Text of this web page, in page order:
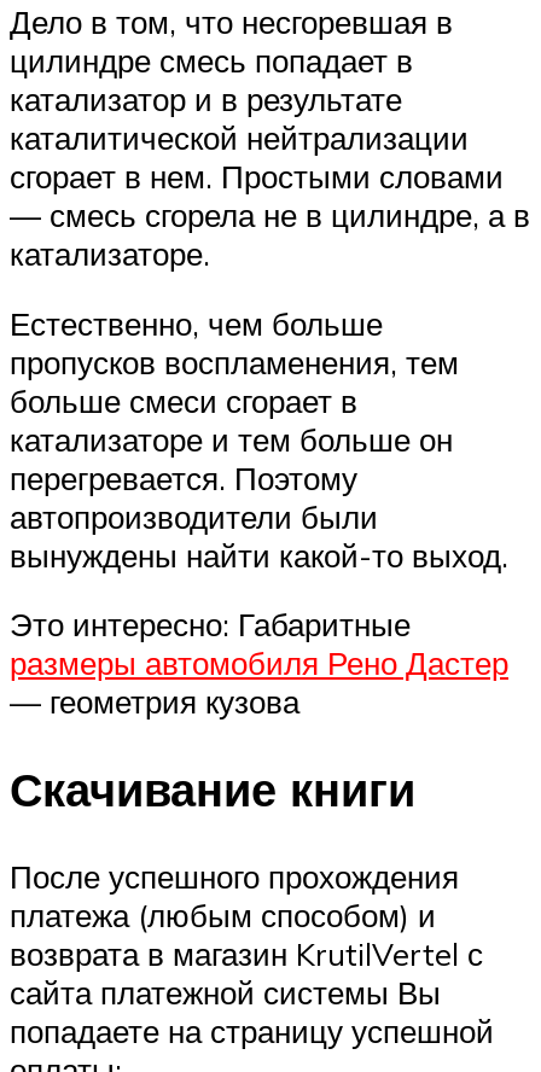
Дело в том, что несгоревшая в
цилиндре смесь попадает в
катализатор и в результате
каталитической нейтрализации
сгорает в нем. Простыми словами
— смесь сгорела не в цилиндре, а в
катализаторе.
Естественно, чем больше
пропусков воспламенения, тем
больше смеси сгорает в
катализаторе и тем больше он
перегревается. Поэтому
автопроизводители были
вынуждены найти какой-то выход.
Это интересно: Габаритные
размеры автомобиля Рено Дастер
— геометрия кузова
Скачивание книги
После успешного прохождения
платежа (любым способом) и
возврата в магазин KrutilVertel с
сайта платежной системы Вы
попадаете на страницу успешной